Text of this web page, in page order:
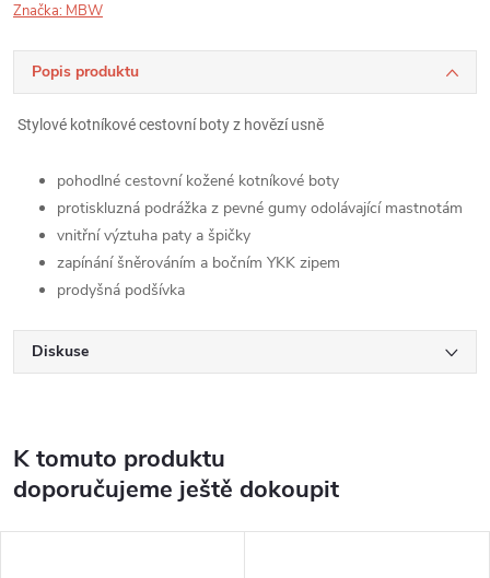
Značka: MBW
Popis produktu
Stylové kotníkové cestovní boty z hovězí usně
pohodlné cestovní kožené kotníkové boty
protiskluzná podrážka z pevné gumy odolávající mastnotám
vnitřní výztuha paty a špičky
zapínání šněrováním a bočním YKK zipem
prodyšná podšívka
Diskuse
K tomuto produktu
doporučujeme ještě dokoupit